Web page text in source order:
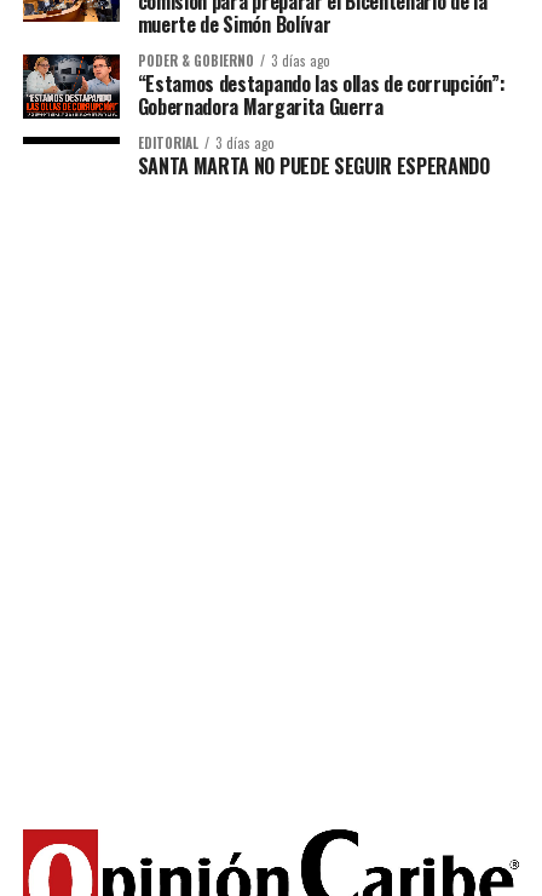
muerte de Simón Bolívar
PODER & GOBIERNO 3 días ago
“Estamos destapando las ollas de corrupción”:
Gobernadora Margarita Guerra
EDITORIAL 3 días ago
SANTA MARTA NO PUEDE SEGUIR ESPERANDO